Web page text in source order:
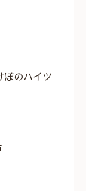
ぼのハイツ